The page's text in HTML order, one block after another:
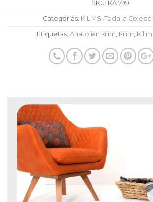
SKU: KA 799
Categorías: KILIMS, Toda la
Etiquetas: Anatolian kilim, Kilim,